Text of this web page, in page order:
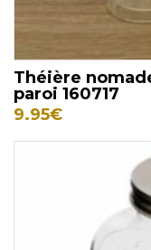
Théière
paroi 160717
9.95€